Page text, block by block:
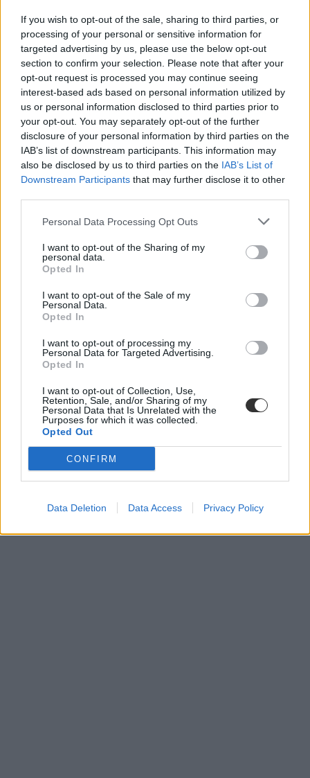
If you wish to opt-out of the sale, sharing to third parties, or
processing of your personal or sensitive information for
targeted advertising by us, please use the below opt-out
section to confirm your selection. Please note that after your
opt-out request is processed you may continue seeing
interest-based ads based on personal information utilized by
us or personal information disclosed to third parties prior to
your opt-out. You may separately opt-out of the further
disclosure of your personal information by third parties on the
IAB’s list of downstream participants. This information may
also be disclosed by us to third parties on the IAB’s List of
Downstream Participants that may further disclose it to other
Personal Data Processing Opt Outs
I want to opt-out of the Sharing of my
personal data.
Opted In
I want to opt-out of the Sale of my
Personal Data.
Opted In
I want to opt-out of processing my
Personal Data for Targeted Advertising.
Opted In
I want to opt-out of Collection, Use,
Retention, Sale, and/or Sharing of my
Personal Data that Is Unrelated with the
Purposes for which it was collected.
Opted Out
CONFIRM
Data Deletion Data Access Privacy Policy
érettségi szabályok
érettsgi pontszámok
érettségi 2022
érettségi 2022 május